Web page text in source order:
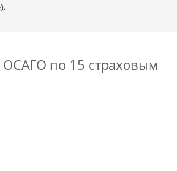
ОСАГО по 15 страховым